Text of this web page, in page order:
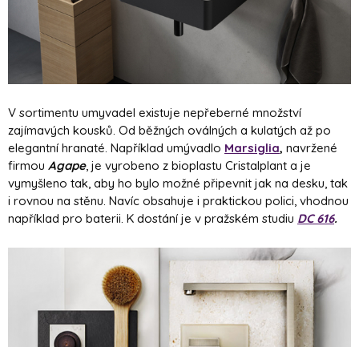
V sortimentu umyvadel existuje nepřeberné množství
zajímavých kousků. Od běžných oválných a kulatých až po
elegantní hranaté. Například umývadlo Marsiglia, navržené
firmou Agape, je vyrobeno z bioplastu Cristalplant a je
vymyšleno tak, aby ho bylo možné připevnit jak na desku, tak
i rovnou na stěnu. Navíc obsahuje i praktickou polici, vhodnou
například pro baterii. K dostání je v pražském studiu DC 616.